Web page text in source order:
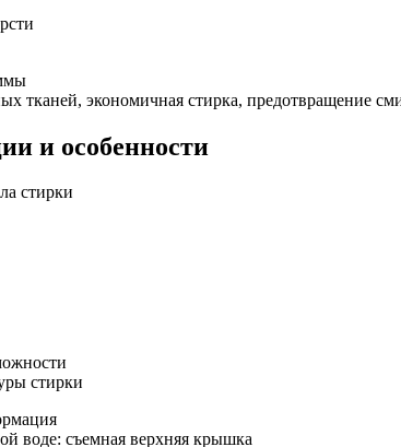
тканей, экономичная стирка, предотвращение
и особенности
стирки
стирки
воде: съемная верхняя крышка